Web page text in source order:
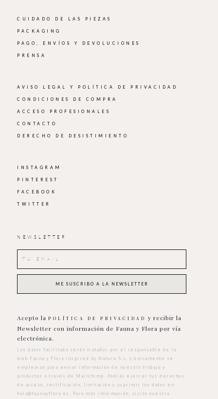
CUIDADO DE LAS PIEZAS
PACKAGING
PAGO, ENVÍOS Y DEVOLUCIONES
PRENSA
AVISO LEGAL Y POLÍTICA DE PRIVACIDAD
CONDICIONES DE COMPRA
ACCESO PROFESIONALES
CONTACTO
DERECHO DE DESISTIMIENTO
INSTAGRAM
PINTEREST
FACEBOOK
TWITTER
NEWSLETTER
Acepto la POLÍTICA DE PRIVACIDAD
y recibir la
Newsletter con información de Fauna y Flora por vía
electrónica.
Los datos facilitada serán tratados por el responsable de la
web Fauna y Flora Inspired by Nature S.L. y únicamente se
emplearán para enviar información de nuestro trabajo y
productos a través de Mailchimp. Podrás ejercer tus derechos
de acceso, rectificación, limitación y suprimir los datos en
hola@faunayflora.es
. Para más información, visita nuestra